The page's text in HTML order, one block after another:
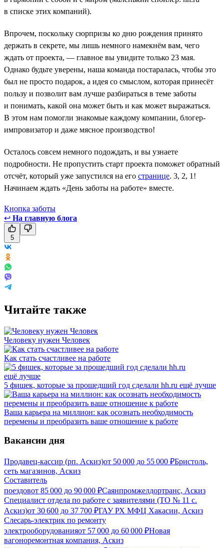
в списке этих компаний).
Впрочем, поскольку сюрпризы ко дню рождения принято
держать в секрете, мы лишь немного намекнём вам, чего
ждать от проекта, — главное вы увидите только 23 мая.
Однако будьте уверены, наша команда постаралась, чтобы это
был не просто подарок, а идея со смыслом, которая принесёт
пользу и позволит вам лучше разбираться в теме заботы
и понимать, какой она может быть и как может выражаться.
В этом нам помогли знакомые каждому компании, блогер-
импровизатор и даже мясное производство!
Осталось совсем немного подождать, и вы узнаете
подробности. Не пропустить старт проекта поможет обратный
отсчёт, который уже запустился на его странице. 3, 2, 1!
Начинаем ждать «День заботы на работе» вместе.
Кнопка заботы
↩ На главную блога
5
Читайте также
Человеку нужен Человек
Как стать счастливее на работе
5 фишек, которые за прошедший год сделали hh.ru ещё лучше
Ваша карьера на миллион: как осознать необходимость
перемены и преобразить ваше отношение к работе
Вакансии дня
Продавец-кассир (рп. Аскиз)от 50 000 до 55 000 ₽Бристоль,
сеть магазинов, Аскиз
Составитель
поездовот 85 000 до 90 000 ₽Саянпромжелдортранс, Аскиз
Специалист отдела по работе с заявителями (ТО № 11 с.
Аскиз)от 30 600 до 37 700 ₽ГАУ РХ МФЦ Хакасии, Аскиз
Слесарь-электрик по ремонту
электрооборудованияот 57 000 до 60 000 ₽Новая
вагоноремонтная компания, Аскиз